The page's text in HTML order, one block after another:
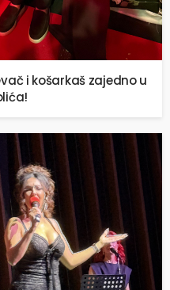
i košarkaš zajedno u